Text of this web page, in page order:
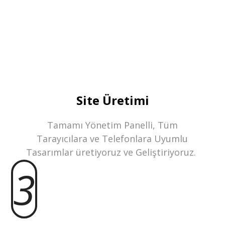
Site Üretimi
Tamamı Yönetim Panelli, Tüm
Tarayıcılara ve Telefonlara Uyumlu
Tasarımlar üretiyoruz ve Geliştiriyoruz.
3